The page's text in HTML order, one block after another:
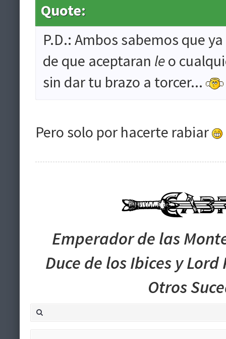
Quote:
P.D.: Ambos sabemos que
de que aceptaran leo
sin dar tu brazo a torcer...
Pero solo por hacerte rabiar
Emperador de las
Duce de los Ibices y
Otros